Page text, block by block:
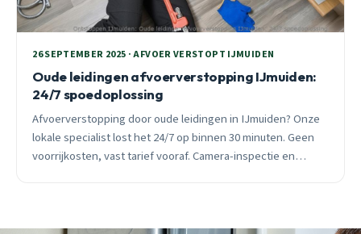
26 SEPTEMBER 2025 · AFVOER VERSTOPT IJMUIDEN
Oude leidingen afvoerverstopping IJmuiden:
24/7 spoedoplossing
Afvoerverstopping door oude leidingen in IJmuiden? Onze
lokale specialist lost het 24/7 op binnen 30 minuten. Geen
voorrijkosten, vast tarief vooraf. Camera-inspectie en